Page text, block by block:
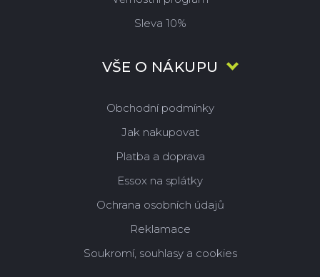
Sleva 10%
VŠE O NÁKUPU
Obchodní podmínky
Jak nakupovat
Platba a doprava
Essox na splátky
Ochrana osobních údajů
Reklamace
Soukromí, souhlasy a cookies